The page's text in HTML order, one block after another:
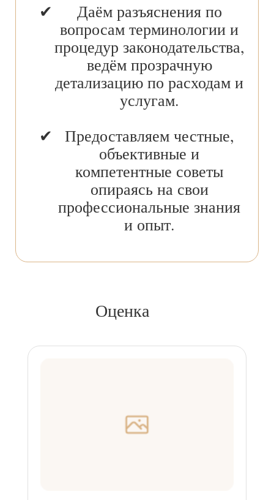
Даём разъяснения по
вопросам терминологии и
процедур законодательства,
ведём прозрачную
детализацию по расходам и
услугам.
Предоставляем честные,
объективные и
компетентные советы
опираясь на свои
профессиональные знания
и опыт.
Оценка